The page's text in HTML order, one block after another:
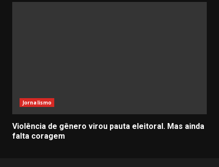
Jornalismo
Violência de gênero virou pauta eleitoral. Mas ainda
falta coragem